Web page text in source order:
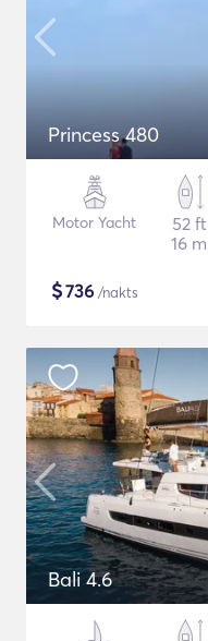
Princess 480
Motor Yacht
52 ft
16 m
$736 /nakts
Bali 4.6